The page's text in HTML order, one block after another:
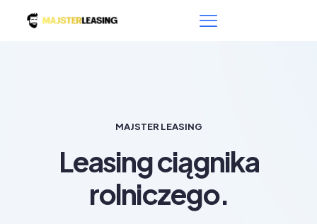
MAJSTER LEASING
Leasing ciągnika
rolniczego.